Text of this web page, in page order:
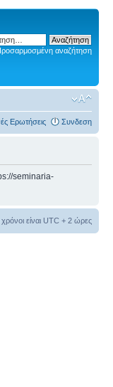
αναζήτηση
Ερωτήσεις Συνδεση
seminaria-
χρόνοι είναι UTC + 2 ώρες